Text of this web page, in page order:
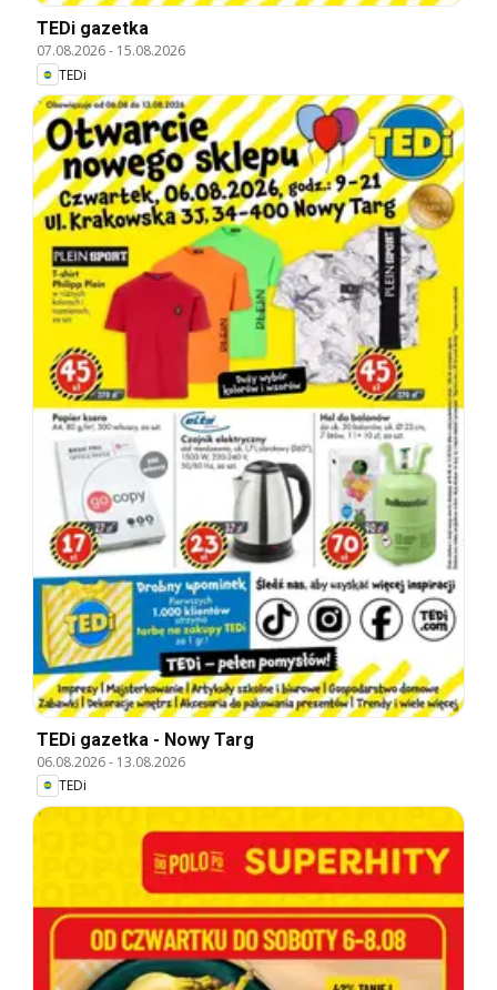
TEDi gazetka
07.08.2026- 15.08.2026
TEDi
TEDi gazetka - Nowy Targ
06.08.2026- 13.08.2026
TEDi